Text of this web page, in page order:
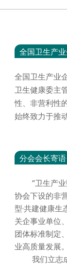
全国卫生产
全国卫生产业
卫生健康委主
性、非营利性
始终致力于推
分会会长寄语
“卫生产业
协会下设的非
型·共建健康
关企事业单位
团体标准制定
业高质量发展。
我们立志成